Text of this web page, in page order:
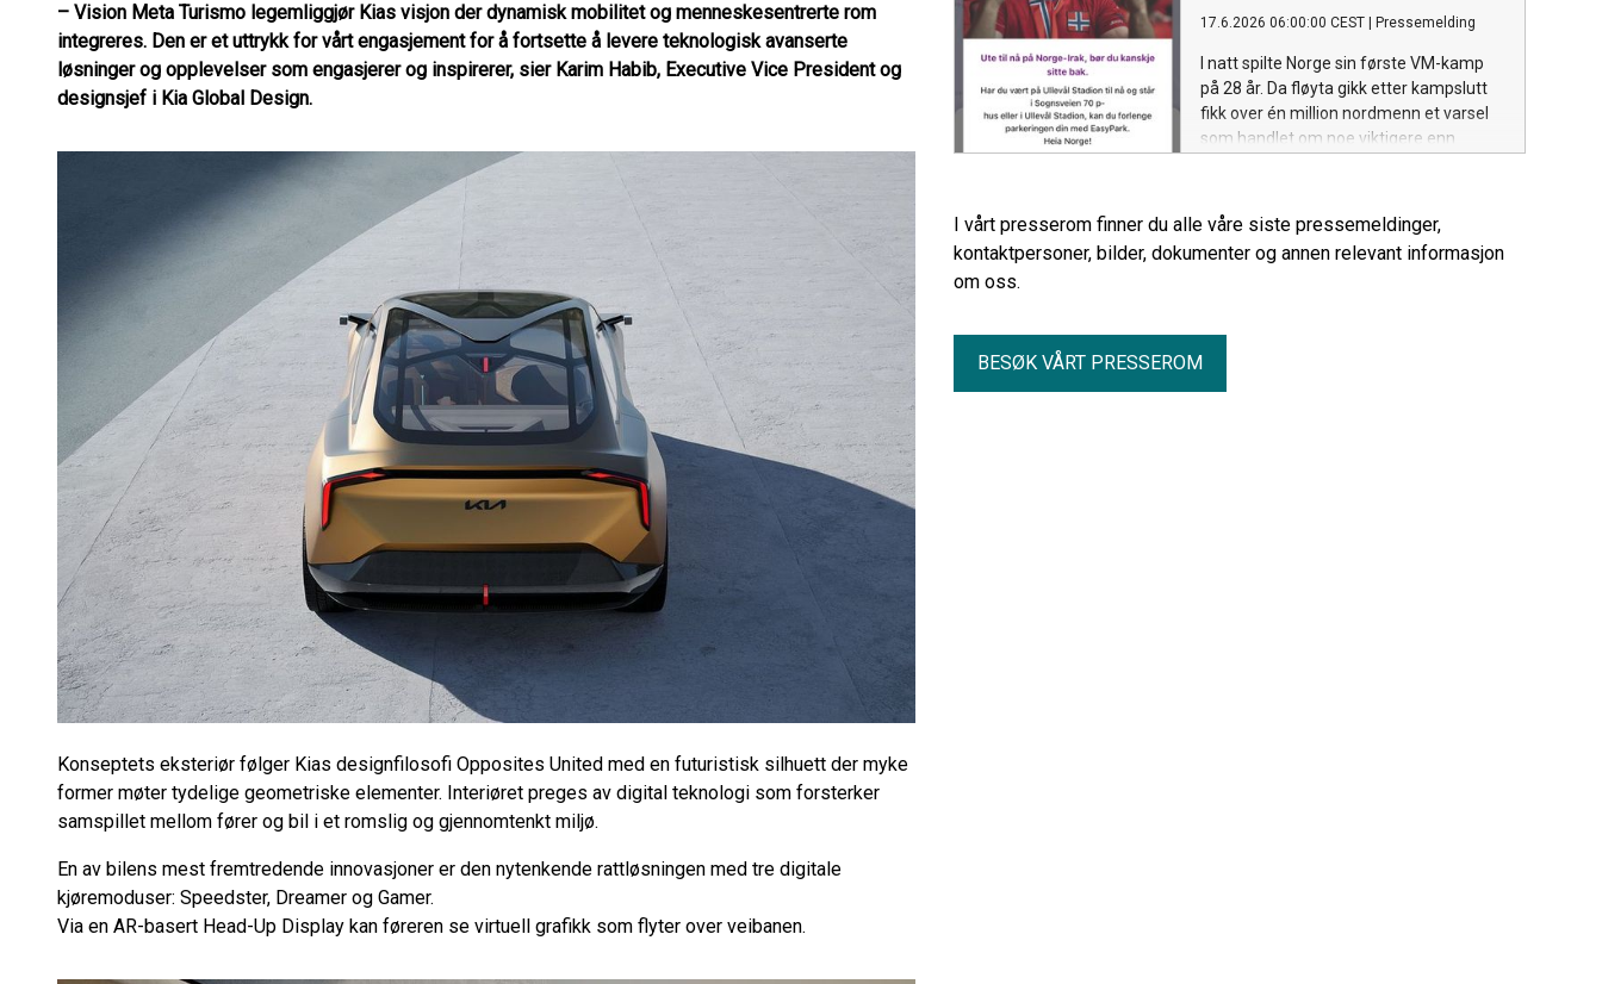
– Vision Meta Turismo legemliggjør Kias visjon der dynamisk mobilitet og menneskesentrerte rom
integreres. Den er et uttrykk for vårt engasjement for å fortsette å levere teknologisk avanserte
løsninger og opplevelser som engasjerer og inspirerer, sier Karim Habib, Executive Vice President og
designsjef i Kia Global Design.
Konseptets eksteriør følger Kias designfilosofi Opposites United med en futuristisk silhuett der myke
former møter tydelige geometriske elementer. Interiøret preges av digital teknologi som forsterker
samspillet mellom fører og bil i et romslig og gjennomtenkt miljø.
En av bilens mest fremtredende innovasjoner er den nytenkende rattløsningen med tre digitale
kjøremoduser: Speedster, Dreamer og Gamer.
Via en AR-basert Head-Up Display kan føreren se virtuell grafikk som flyter over veibanen.
17.6.2026 06:00:00 CEST Pressemelding
I natt spilte Norge sin første VM-kamp
på 28 år. Da fløyta gikk etter kampslutt
fikk over én million nordmenn et varsel
som handlet om noe viktigere enn
«Ute til nå på Norge-Irak, bør du kanskje
sitte bak?» Som en oppfordring om å la
bilen stå parkert dersom man har vært
I vårt presserom finner du alle våre siste pressemeldinger,
kontaktpersoner, bilder, dokumenter og annen relevant informasjon
om oss.
BESØK VÅRT PRESSEROM